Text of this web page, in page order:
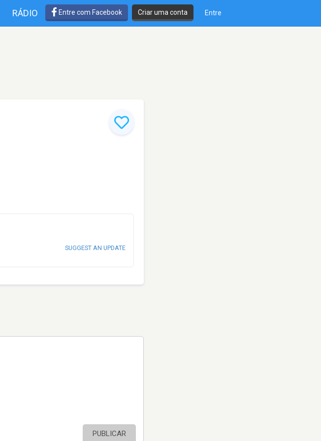
RÁDIO Entre com Facebook Criar uma conta Entre
SUGGEST AN UPDATE
PUBLICAR